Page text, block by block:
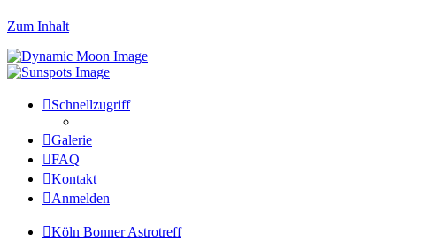
Zum Inhalt
Schnellzugriff
Galerie
FAQ
Kontakt
Anmelden
Köln Bonner Astrotreff